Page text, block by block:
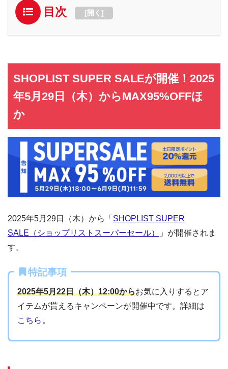
目次 [開く ]
SHOPLIST SUPER SALEが開催！2025
年5月29日（木）からMAX95%OFFほ
か
2025年5月29日（木）から「 SHOPLIST SUPER
SALE（ショップリストスーパーセール）
」が開催されま
す。
特記事項
2025年5月22日（木）12:00からお気に入りするとア
イテムが貰えるキャンペーンが開催中です。詳細は
こちら 。